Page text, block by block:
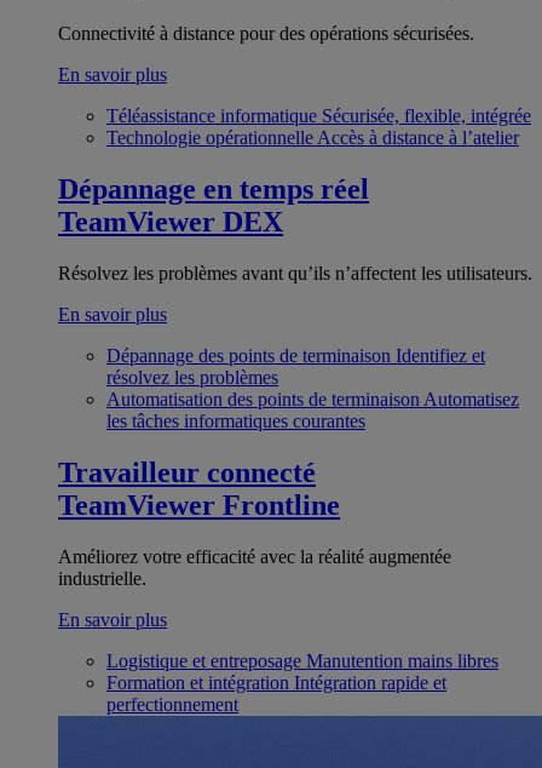
Connectivité à distance pour des opérations sécurisées.
En savoir plus
Téléassistance informatique Sécurisée, flexible, intégrée
Technologie opérationnelle Accès à distance à l’atelier
Dépannage en temps réel
TeamViewer DEX
Résolvez les problèmes avant qu’ils n’affectent les utilisateurs.
En savoir plus
Dépannage des points de terminaison Identifiez et
résolvez les problèmes
Automatisation des points de terminaison Automatisez
les tâches informatiques courantes
Travailleur connecté
TeamViewer Frontline
Améliorez votre efficacité avec la réalité augmentée
industrielle.
En savoir plus
Logistique et entreposage Manutention mains libres
Formation et intégration Intégration rapide et
perfectionnement